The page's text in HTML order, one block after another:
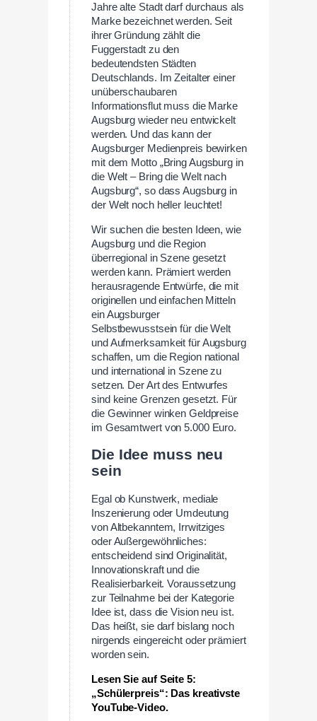
Jahre alte Stadt darf durchaus als
Marke bezeichnet werden. Seit
ihrer Gründung zählt die
Fuggerstadt zu den
bedeutendsten Städten
Deutschlands. Im Zeitalter einer
unüberschaubaren
Informationsflut muss die Marke
Augsburg wieder neu entwickelt
werden. Und das kann der
Augsburger Medienpreis bewirken
mit dem Motto „Bring Augsburg in
die Welt – Bring die Welt nach
Augsburg“, so dass Augsburg in
der Welt noch heller leuchtet!
Wir suchen die besten Ideen, wie
Augsburg und die Region
überregional in Szene gesetzt
werden kann. Prämiert werden
herausragende Entwürfe, die mit
originellen und einfachen Mitteln
ein Augsburger
Selbstbewusstsein für die Welt
und Aufmerksamkeit für Augsburg
schaffen, um die Region national
und international in Szene zu
setzen. Der Art des Entwurfes
sind keine Grenzen gesetzt. Für
die Gewinner winken Geldpreise
im Gesamtwert von 5.000 Euro.
Die Idee muss neu
sein
Egal ob Kunstwerk, mediale
Inszenierung oder Umdeutung
von Altbekanntem, Irrwitziges
oder Außergewöhnliches:
entscheidend sind Originalität,
Innovationskraft und die
Realisierbarkeit. Voraussetzung
zur Teilnahme bei der Kategorie
Idee ist, dass die Vision neu ist.
Das heißt, sie darf bislang noch
nirgends eingereicht oder prämiert
worden sein.
Lesen Sie auf Seite 5:
„Schülerpreis“: Das kreativste
YouTube-Video.